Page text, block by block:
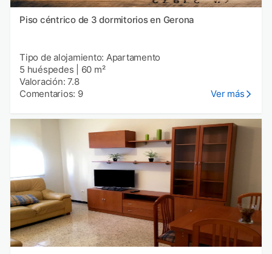
Piso céntrico de 3 dormitorios en Gerona
Tipo de alojamiento: Apartamento
5 huéspedes
60 m²
Valoración: 7.8
Comentarios: 9
Ver más